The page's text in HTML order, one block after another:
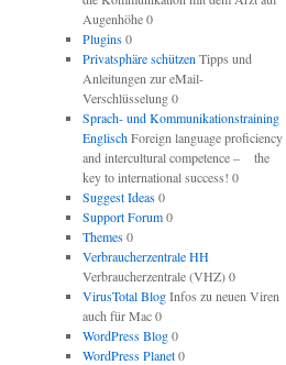
Augenhöhe 0
Plugins0
Privatsphäre schützen Tipps und
Anleitungen zur eMail-
Verschlüsselung 0
Sprach- und Kommunikationstraining
EnglischForeign language proficiency
and intercultural competence – the
key to international success! 0
Suggest Ideas0
Support Forum0
Themes0
Verbraucherzentrale HH
Verbraucherzentrale (VHZ) 0
VirusTotal BlogInfos zu neuen Viren
auch für Mac 0
WordPress Blog0
WordPress Planet0